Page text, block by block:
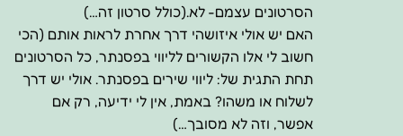
הסרטונים עצמם- לא.(כולל סרטון זה…)
האם יש אולי איזושהי דרך אחרת לראות אותם (הכי
חשוב לי אלו הקשורים לליווי בפסנתר, כל הסרטונים
תחת התגית של: ליווי שירים בפסנתר. אולי יש דרך
לשלוח או משהו? באמת, אין לי ידיעה, רק אם
אפשר, וזה לא מסובך…)